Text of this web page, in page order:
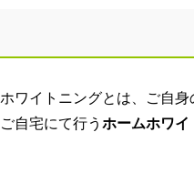
ホワイトニングとは、ご自
ご自宅にて行う ホームホワイ